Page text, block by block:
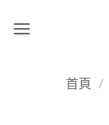
首頁 /